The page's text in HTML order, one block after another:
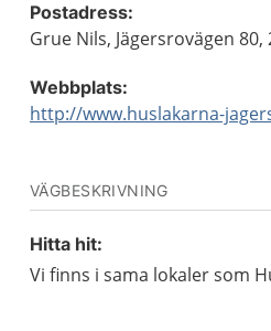
Postadress:
Grue Nils, Jägersrovägen 80,
Webbplats:
http://www.huslakarna-
VÄGBESKRIVNING
Hitta hit:
Vi finns i sama lokaler som